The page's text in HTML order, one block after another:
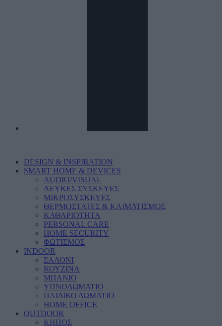
DESIGN & INSPIRATION
SMART HOME & DEVICES
AUDIO/VISUAL
ΛΕΥΚΕΣ ΣΥΣΚΕΥΕΣ
ΜΙΚΡΟΣΥΣΚΕΥΕΣ
ΘΕΡΜΟΣΤΑΤΕΣ & ΚΛΙΜΑΤΙΣΜΟΣ
ΚΑΘΑΡΙΟΤΗΤΑ
PERSONAL CARE
HOME SECURITY
ΦΩΤΙΣΜΟΣ
INDOOR
ΣΑΛΟΝΙ
ΚΟΥΖΙΝΑ
ΜΠΑΝΙΟ
ΥΠΝΟΔΩΜΑΤΙΟ
ΠΑΙΔΙΚΟ ΔΩΜΑΤΙΟ
HOME OFFICE
OUTDOOR
ΚΗΠΟΣ